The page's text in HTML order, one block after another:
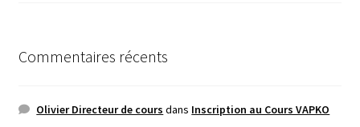
Commentaires récents
Olivier Directeur de cours dans Inscription au Cours VAPKO